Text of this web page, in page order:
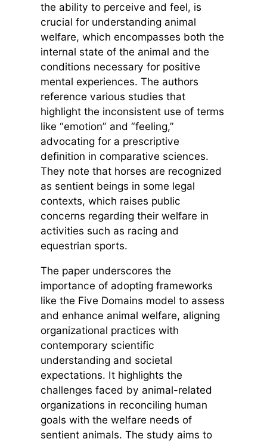
the ability to perceive and feel, is
crucial for understanding animal
welfare, which encompasses both the
internal state of the animal and the
conditions necessary for positive
mental experiences. The authors
reference various studies that
highlight the inconsistent use of terms
like “emotion” and “feeling,”
advocating for a prescriptive
definition in comparative sciences.
They note that horses are recognized
as sentient beings in some legal
contexts, which raises public
concerns regarding their welfare in
activities such as racing and
equestrian sports.
The paper underscores the
importance of adopting frameworks
like the Five Domains model to assess
and enhance animal welfare, aligning
organizational practices with
contemporary scientific
understanding and societal
expectations. It highlights the
challenges faced by animal-related
organizations in reconciling human
goals with the welfare needs of
sentient animals. The study aims to